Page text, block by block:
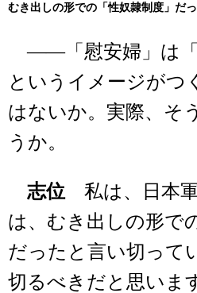
むき出しの形での「性奴隷制度」だ
――「慰安婦」は「
というイメージがつ
はないか。実際、そ
うか。
志位 私は、日本
は、むき出しの形で
だったと言い切って
切るべきだと思いま